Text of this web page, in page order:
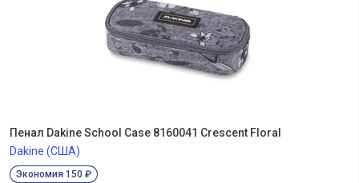
Пенал Dakine School Case 8160041 Crescent Floral
Dakine (США)
Экономия 150 ₽